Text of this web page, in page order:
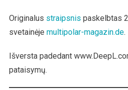
Originalus straipsnis paskelbtas
svetainėje multipolar-magazin.de.
Išversta padedant
pataisymų.